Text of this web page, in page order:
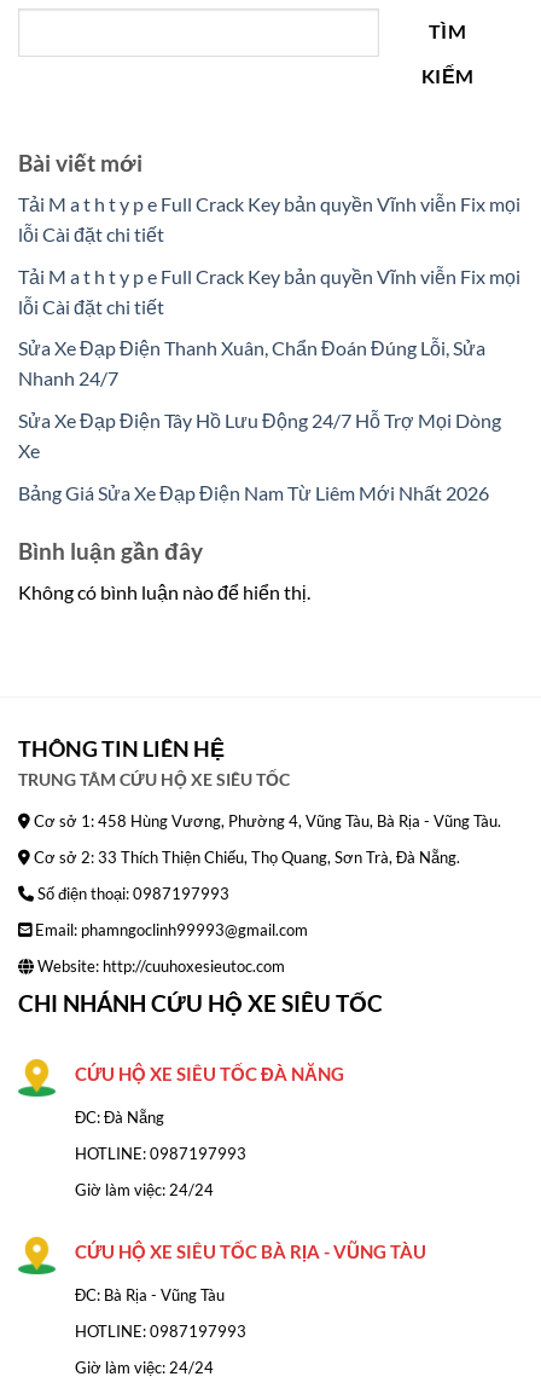
TÌM
KIẾM
Bài viết mới
Tải M a t h t y p e Full Crack Key bản quyền Vĩnh viễn Fix mọi
lỗi Cài đặt chi tiết
Tải M a t h t y p e Full Crack Key bản quyền Vĩnh viễn Fix mọi
lỗi Cài đặt chi tiết
Sửa Xe Đạp Điện Thanh Xuân, Chẩn Đoán Đúng Lỗi, Sửa
Nhanh 24/7
Sửa Xe Đạp Điện Tây Hồ Lưu Động 24/7 Hỗ Trợ Mọi Dòng
Xe
Bảng Giá Sửa Xe Đạp Điện Nam Từ Liêm Mới Nhất 2026
Bình luận gần đây
Không có bình luận nào để hiển thị.
THÔNG TIN LIÊN HỆ
TRUNG TÂM CỨU HỘ XE SIÊU TỐC
Cơ sở 1: 458 Hùng Vương, Phường 4, Vũng Tàu, Bà Rịa - Vũng Tàu.
Cơ sở 2: 33 Thích Thiện Chiếu, Thọ Quang, Sơn Trà, Đà Nẵng.
Số điện thoại: 0987197993
Email: phamngoclinh99993@gmail.com
Website: http://cuuhoxesieutoc.com
CHI NHÁNH CỨU HỘ XE SIÊU TỐC
CỨU HỘ XE SIÊU TỐC ĐÀ NĂNG
ĐC: Đà Nẵng
HOTLINE:0987197993
Giờ làm việc: 24/24
CỨU HỘ XE SIÊU TỐC BÀ RỊA - VŨNG TÀU
ĐC: Bà Rịa - Vũng Tàu
HOTLINE: 0987197993
Giờ làm việc: 24/24